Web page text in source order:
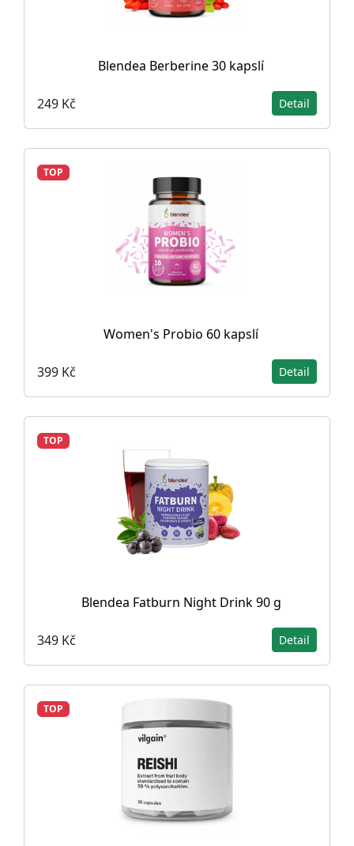
Blendea Berberine 30 kapslí
249 Kč Detail
TOP
Women's Probio 60 kapslí
399 Kč Detail
TOP
Blendea Fatburn Night Drink 90 g
349 Kč Detail
TOP